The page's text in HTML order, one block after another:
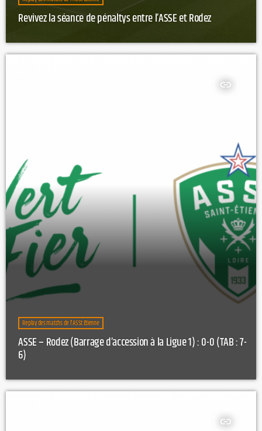
Revivez la séance de pénaltys entre l’ASSE et Rodez
insert_link
Replay des matchs de l'AS St Etienne
ASSE – Rodez (Barrage d’accession à la Ligue 1) : 0-0 (TAB : 7-
6)
insert_link